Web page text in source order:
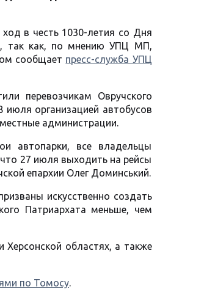
в честь 1030-летия со Дня
так как, по мнению УПЦ МП,
сообщает пресс-служба УПЦ
перевозчикам Овручского
июля организацией автобусов
администрации.
автопарки, все владельцы
27 июля выходить на рейсы
епархии Олег Доминський.
искусственно создать
Патриархата меньше, чем
Херсонской областях, а также
по Томосу.